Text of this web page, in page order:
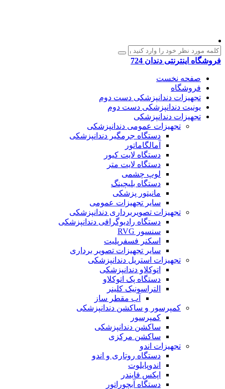
فروشگاه اینترنتی دندان 724
صفحه نخست
فروشگاه
تجهیزات دندانپزشکی دست دوم
یونیت دندانپزشکی دست دوم
تجهیزات دندانپزشکی
تجهیزات عمومی دندانپزشکی
دستگاه جرمگیر دندانپزشکی
آمالگاماتور
دستگاه لایت کیور
دستگاه لایت متر
لوپ چشمی
دستگاه بلیچینگ
مانیتور پزشکی
سایر تجهیزات عمومی
تجهیزات تصویربرداری دندانپزشکی
دستگاه رادیوگرافی دندانپزشکی
سنسور RVG
اسکنر فسفرپلیت
سایر تجهیزات تصویر برداری
تجهیزات استریل دندانپزشکی
اتوکلاو دندانپزشکی
دستگاه پک اتوکلاو
التراسونیک کلینر
آب مقطر ساز
کمپرسور و ساکشن دندانپزشکی
کمپرسور
ساکشن دندانپزشکی
ساکشن مرکزی
تجهیزات اندو
دستگاه روتاری و اندو
اندوپایلوت
اپکس فایندر
دستگاه آبچوراتور